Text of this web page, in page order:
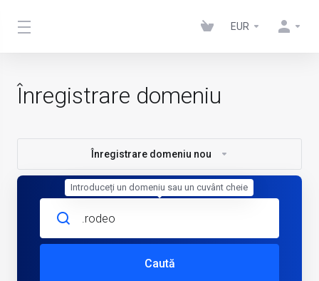
EUR
Înregistrare domeniu
Înregistrare domeniu nou
Caută
Introduceți un domeniu sau un cuvânt cheie